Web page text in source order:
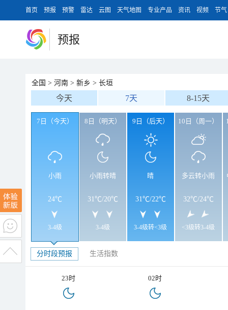
首页 预报 预警 雷达 云图 天气地图 专业产品 资讯 视频 节气
预报
全国 > 河南 > 新乡 > 长垣
今天 7天 8-15天
7日（今天）
小雨
24℃
3-4级
8日（明天）
小雨转晴
31℃/20℃
3-4级
9日（后天）
晴
31℃/22℃
3-4级转<3级
10日（周一）
多云转小雨
32℃/24℃
<3级转3-4级
分时段预报 生活指数
23时 02时